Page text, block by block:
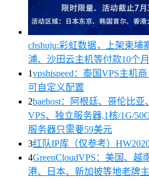
chshuju:彩虹数据，上架柬埔
浦、沙田云主机等付款10个
1vpshispeed：泰国VPS主机
可自定义配置
2baehost：阿根廷、哥伦比
VPS、独立服务器,1核/1G/
服务器只需要59美元
3红队IP库（仅参考）
4GreenCloudVPS：美国、
港、日本、新加披等地老牌主